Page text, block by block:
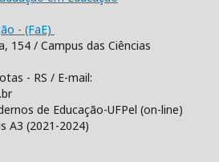
- (FaE)
154 / Campus das Ciências
- RS / E-mail:
de Educação-UFPel (on-line)
A3 (2021-2024)